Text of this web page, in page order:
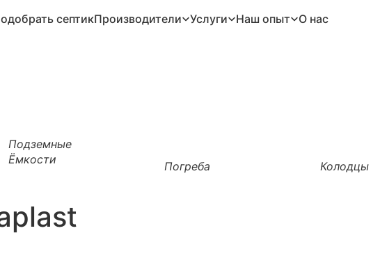
септикПроизводители Услуги Наш опыт
О нас
Подземные
Ёмкости
Погреба Колодцы